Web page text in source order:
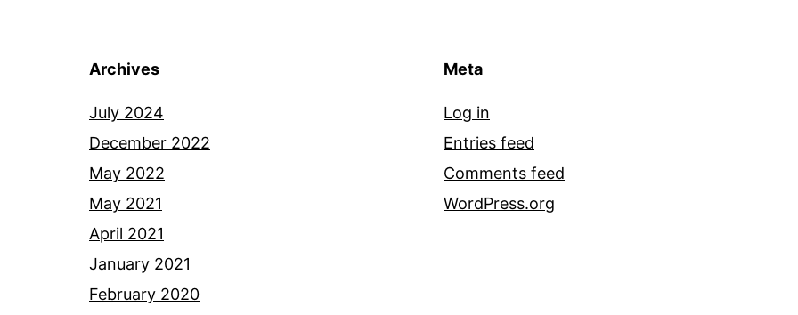
Archives
July 2024
December 2022
May 2022
May 2021
April 2021
January 2021
February 2020
Meta
Log in
Entries feed
Comments feed
WordPress.org